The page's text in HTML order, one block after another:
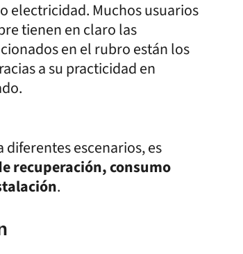
electricidad. Muchos usuarios
tienen en claro las
en el rubro están los
a su practicidad en
diferentes escenarios, es
recuperación, consumo
.